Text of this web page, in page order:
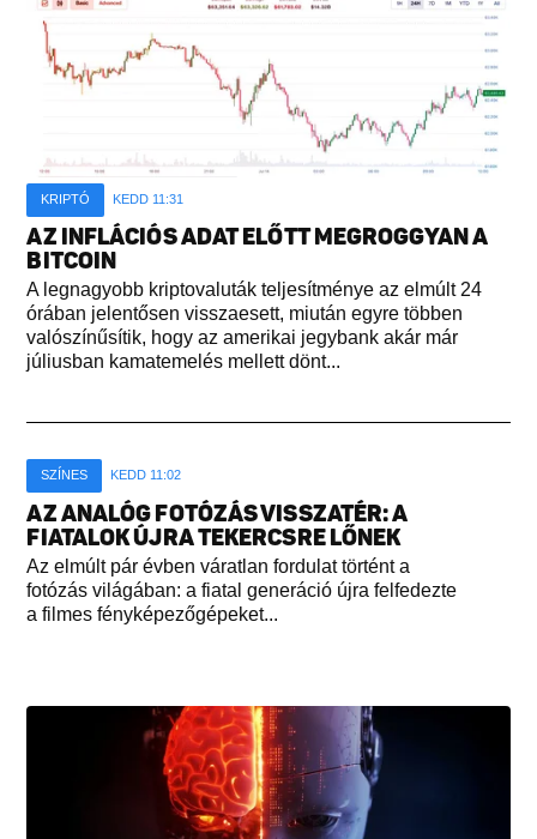
KRIPTÓ KEDD 11:31
AZ INFLÁCIÓS ADAT ELŐTT MEGROGGYAN A
BITCOIN
A legnagyobb kriptovaluták teljesítménye az elmúlt 24
órában jelentősen visszaesett, miután egyre többen
valószínűsítik, hogy az amerikai jegybank akár már
júliusban kamatemelés mellett dönt...
SZÍNES KEDD 11:02
AZ ANALÓG FOTÓZÁS VISSZATÉR: A
FIATALOK ÚJRA TEKERCSRE LŐNEK
Az elmúlt pár évben váratlan fordulat történt a
fotózás világában: a fiatal generáció újra felfedezte
a filmes fényképezőgépeket...